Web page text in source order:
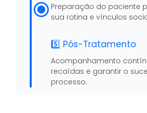
Preparação do paciente
sua rotina e vínculos
5️⃣ Pós-Tratamento
Acompanhamento
recaídas e garantir o
processo.